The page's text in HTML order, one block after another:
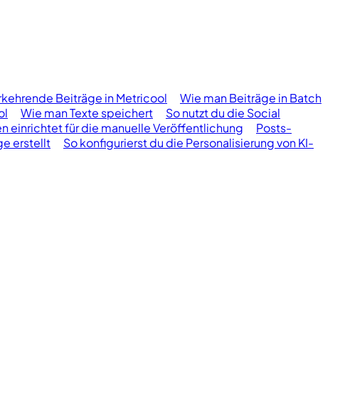
Beiträge in Metricool
Wie man Beiträge in Batch
Wie man Texte speichert
So nutzt du die Social
einrichtet für die manuelle Veröffentlichung
Posts-
erstellt
So konfigurierst du die Personalisierung von KI-